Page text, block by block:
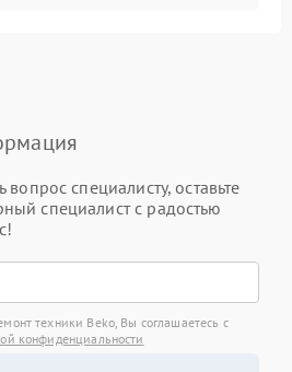
вопрос специалисту, оставьте
специалист с радостью
техники Beko, Вы соглашаетесь с
конфиденциальности